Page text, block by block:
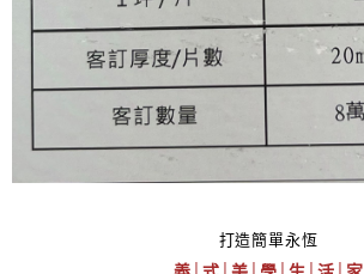
打造簡單永恆